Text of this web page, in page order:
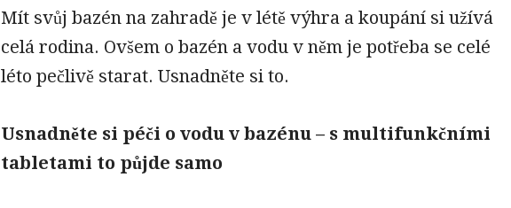
Mít svůj bazén na zahradě je v létě výhra a koupání si užívá
celá rodina. Ovšem o bazén a vodu v něm je potřeba se celé
léto pečlivě starat. Usnadněte si to.
Usnadněte si péči o vodu v bazénu – s multifunkčními
tabletami to půjde samo